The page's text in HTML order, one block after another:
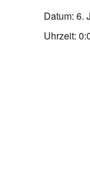
Datum: 6.
Uhrzeit: